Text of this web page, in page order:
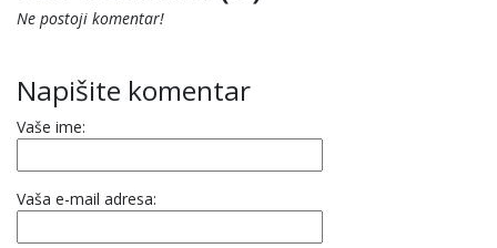
Ne postoji komentar!
Napišite komentar
Vaše ime:
Vaša e-mail adresa: